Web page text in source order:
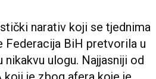
narativ koji se tjednima
Federacija BiH pretvorila u
ulogu. Najjasniji od